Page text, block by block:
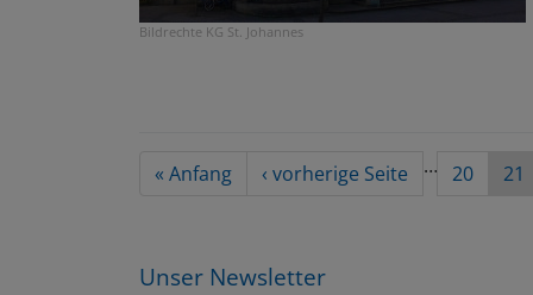
Bildrechte KG St. Johannes
Seitennummerierung
First
« Anfang
Vorherige
‹ vorherige Seite … Seite
20 21
Unser Newsletter